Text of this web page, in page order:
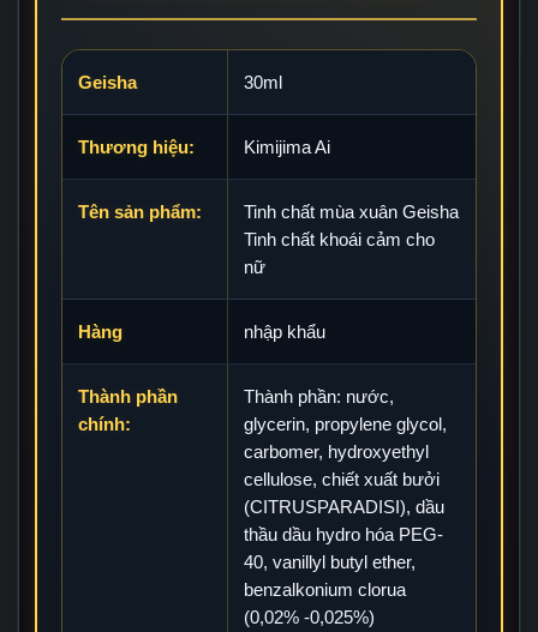
Geisha 30ml
Thương hiệu: Kimijima Ai
Tên sản phẩm:
Tinh chất mùa xuân Geisha
Tinh chất khoái cảm cho
nữ
Hàng nhập khẩu
Thành phần
chính:
Thành phần: nước,
glycerin, propylene glycol,
carbomer, hydroxyethyl
cellulose, chiết xuất bưởi
(CITRUSPARADISI), dầu
thầu dầu hydro hóa PEG-
40, vanillyl butyl ether,
benzalkonium clorua
(0,02% -0,025%)